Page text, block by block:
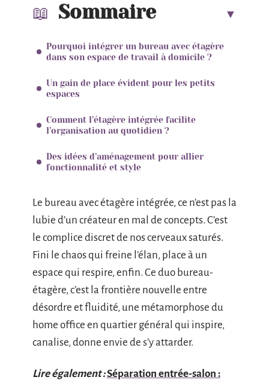
Sommaire
Pourquoi intégrer un bureau avec étagère
dans son espace de travail à domicile ?
Un gain de place évident pour les petits
espaces
Comment l’étagère intégrée facilite
l’organisation au quotidien ?
Des idées d’aménagement pour allier
fonctionnalité et style
Le bureau avec étagère intégrée, ce n’est pas la
lubie d’un créateur en mal de concepts. C’est
le complice discret de nos cerveaux saturés.
Fini le chaos qui freine l’élan, place à un
espace qui respire, enfin. Ce duo bureau-
étagère, c’est la frontière nouvelle entre
désordre et fluidité, une métamorphose du
home office en quartier général qui inspire,
canalise, donne envie de s’y attarder.
Lire également :Séparation entrée-salon :